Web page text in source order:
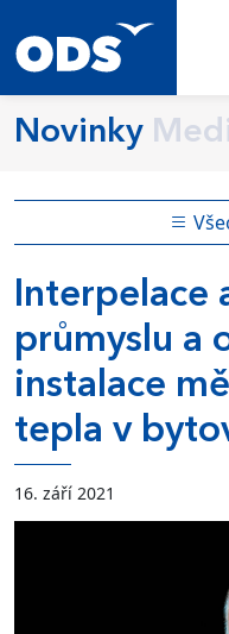
Novinky
Interpelace
průmyslu a
instalace
tepla v
16. září 2021